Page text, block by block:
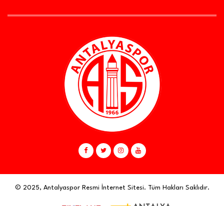
© 2025, Antalyaspor Resmi İnternet Sitesi. Tüm Hakları Saklıdır.